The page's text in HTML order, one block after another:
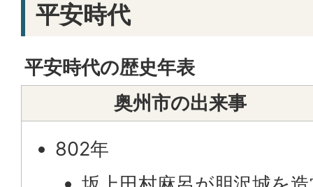
平安時代
平安時代の歴史年表
奥州市の出来事
802年